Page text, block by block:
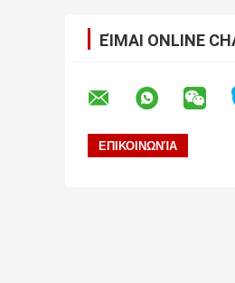
ΕΊΜΑΙ ONLINE